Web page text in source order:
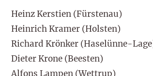
Heinz Kerstien (Fürstenau)
Heinrich Kramer (Holsten)
Richard Krönker (Haselünne-
Dieter Krone (Beesten)
Alfons Lampen (Wettrup)